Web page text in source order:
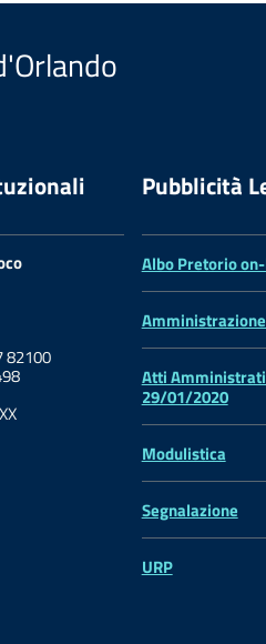
82100
Pubblicità
Albo Pretorio
Atti
29/01/2020
Modulistica
Segnalazione
URP